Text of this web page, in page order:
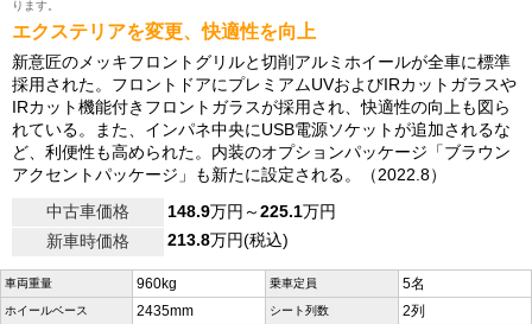
ります。
エクステリアを変更、快適性を向上
新意匠のメッキフロントグリルと切削アルミホイールが全車に標準
採用された。フロントドアにプレミアムUVおよびIRカットガラスや
IRカット機能付きフロントガラスが採用され、快適性の向上も図ら
れている。また、インパネ中央にUSB電源ソケットが追加されるな
ど、利便性も高められた。内装のオプションパッケージ「ブラウン
アクセントパッケージ」も新たに設定される。（2022.8）
中古車価格
148.9万円～225.1万円
新車時価格
213.8万円(税込)
車両重量 960kg 乗車定員 5名
ホイールベース 2435mm シート列数 2列